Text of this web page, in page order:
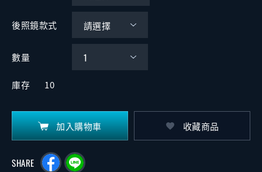
後照鏡款式
數量
庫存 10
加入購物車 收藏商品
SHARE